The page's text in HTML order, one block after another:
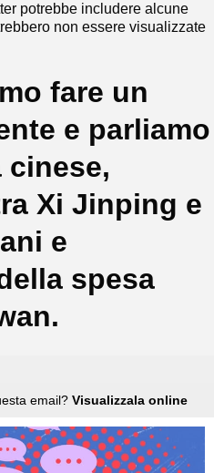
potrebbe includere alcune
non essere visualizzate
fare un
e parliamo
Xi Jinping e
e
spesa
email? Visualizzala online